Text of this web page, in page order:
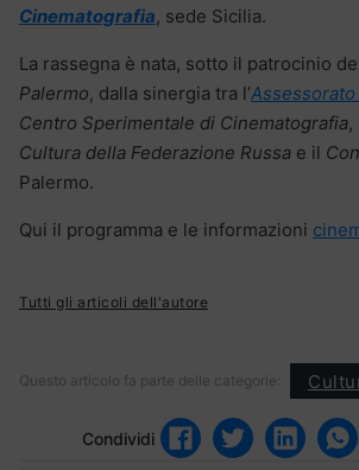
Cinematografia, sede Sicilia.
La rassegna è nata, sotto il patrocinio
Palermo, dalla sinergia tra l’
Centro Sperimentale di Cinematografia,
Cultura della Federazione Russa e il
Palermo.
Qui il programma e le informazioni
Tutti gli articoli dell'autore
Questo articolo fa parte delle categorie:
Condividi